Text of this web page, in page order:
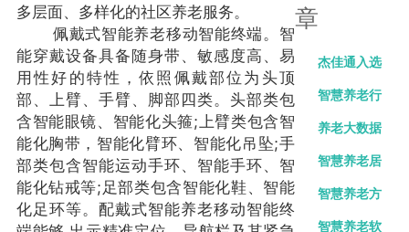
多层面、多样化的社区养老服务。
佩戴式智能养老移动智能终端。智
能穿戴设备具备随身带、敏感度高、易
用性好的特性，依照佩戴部位为头顶
部、上臂、手臂、脚部四类。头部类包
含智能眼镜、智能化头箍;上臂类包含智
能化胸带，智能化臂环、智能化吊坠;手
部类包含智能运动手环、智能手环、智
能化钻戒等;足部类包含智能化鞋、智能
化足环等。配戴式智能养老移动智能终
看
章
杰佳通入选
三部委-智慧
健康养老产
品推广目录
智慧养老行
业的前景展
望
养老大数据
助力智慧养
老
智慧养老居
家养老运营
方案的具体
智慧养老方
案：老年人
智慧养老软